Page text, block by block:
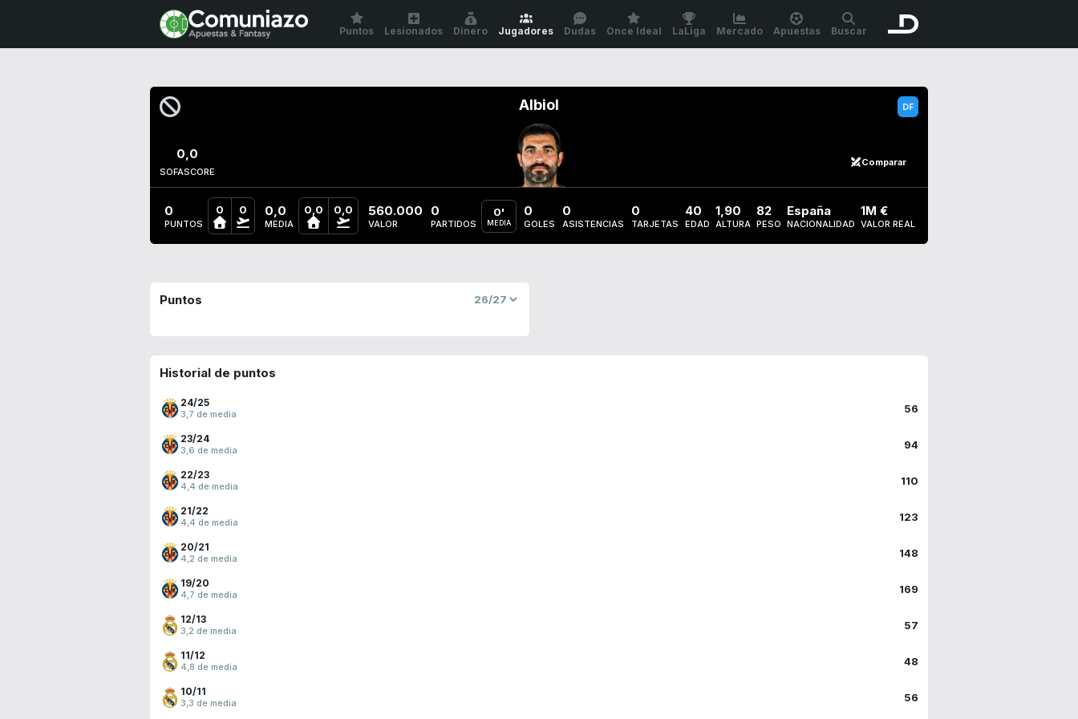
Puntos Lesionados Dinero Jugadores Dudas Once Ideal LaLiga Mercado Apuestas Buscar
Albiol
Comparar
0,0
SOFASCORE
0
PUNTOS
0 0 0,0
MEDIA
0,0 0,0 560.000
VALOR
0
PARTIDOS
0'
MEDIA
0
GOLES
0
ASISTENCIAS
0
TARJETAS
40
EDAD
1,90
ALTURA
82
PESO
España
NACIONALIDAD
1M €
VALOR REAL
Puntos
Historial de puntos
24/25
3,7 de media 56
23/24
3,6 de media 94
22/23
4,4 de media 110
21/22
4,4 de media 123
20/21
4,2 de media 148
19/20
4,7 de media 169
12/13
3,2 de media 57
11/12
4,8 de media 48
10/11
3,3 de media 56